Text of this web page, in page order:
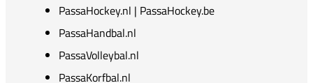
PassaHockey.nl | PassaHockey.be
PassaHandbal.nl
PassaVolleybal.nl
PassaKorfbal.nl